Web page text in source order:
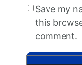
Save my
this
comment.